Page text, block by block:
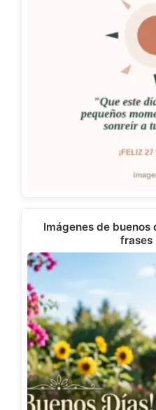
Imágenes de
frases